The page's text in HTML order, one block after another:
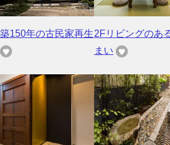
築150年の古民家再生2Fリビングのあ
まい